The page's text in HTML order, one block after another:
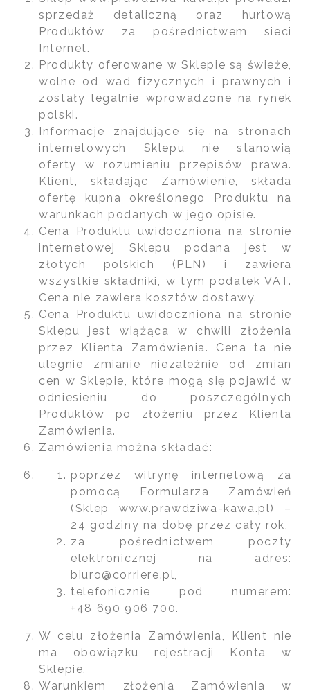
sprzedaż detaliczną oraz hurtową
Produktów za pośrednictwem sieci
Internet.
Produkty oferowane w Sklepie są świeże,
wolne od wad fizycznych i prawnych i
zostały legalnie wprowadzone na rynek
polski.
Informacje znajdujące się na stronach
internetowych Sklepu nie stanowią
oferty w rozumieniu przepisów prawa.
Klient, składając Zamówienie, składa
ofertę kupna określonego Produktu na
warunkach podanych w jego opisie.
Cena Produktu uwidoczniona na stronie
internetowej Sklepu podana jest w
złotych polskich (PLN) i zawiera
wszystkie składniki, w tym podatek VAT.
Cena nie zawiera kosztów dostawy.
Cena Produktu uwidoczniona na stronie
Sklepu jest wiążąca w chwili złożenia
przez Klienta Zamówienia. Cena ta nie
ulegnie zmianie niezależnie od zmian
cen w Sklepie, które mogą się pojawić w
odniesieniu do poszczególnych
Produktów po złożeniu przez Klienta
Zamówienia.
Zamówienia można składać:
poprzez witrynę internetową za
pomocą Formularza Zamówień
(Sklep www.prawdziwa-kawa.pl) –
24 godziny na dobę przez cały rok,
za pośrednictwem poczty
elektronicznej na adres:
biuro@corriere.pl,
telefonicznie pod numerem:
+48 690 906 700.
W celu złożenia Zamówienia, Klient nie
ma obowiązku rejestracji Konta w
Sklepie.
Warunkiem złożenia Zamówienia w